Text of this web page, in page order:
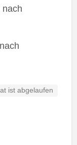
nach
ist abgelaufen